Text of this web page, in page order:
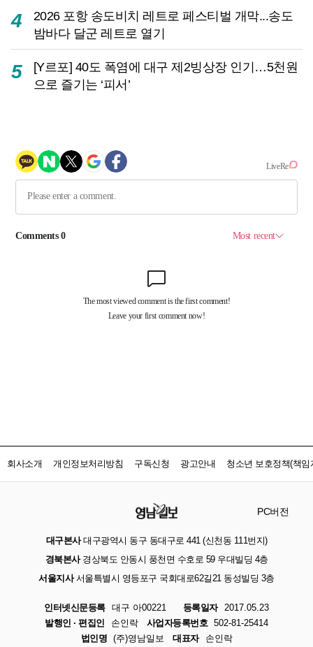
4
2026 포항 송도비치 레트로 페스티벌 개막...송도
밤바다 달군 레트로 열기
5
[Y르포] 40도 폭염에 대구 제2빙상장 인기…5천원
으로 즐기는 ‘피서’
회사소개 개인정보처리방침 구독신청 광고안내 청소년 보호정책(책임
PC버전
대구본사대구광역시 동구 동대구로 441 (신천동 111번지)
경북본사경상북도 안동시 풍천면 수호로 59 우대빌딩 4층
서울지사서울특별시 영등포구 국회대로62길21 동성빌딩 3층
인터넷신문등록 대구 아00221 등록일자
2017.05.23
발행인 · 편집인
손인락 사업자등록번호 502-81-25414
법인명 (주)영남일보 대표자 손인락